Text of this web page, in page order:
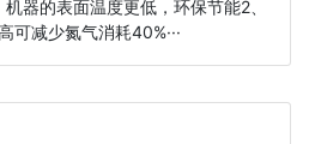
器的表面温度更低，环保节能2、
减少氮气消耗40%···